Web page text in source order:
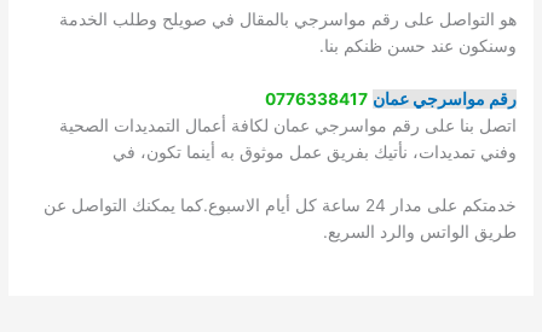
هو التواصل على رقم مواسرجي بالمقال في صويلح وطلب الخدمة
وسنكون عند حسن ظنكم بنا.
رقم مواسرجي عمان 0776338417
اتصل بنا على رقم مواسرجي عمان لكافة أعمال التمديدات الصحية
وفني تمديدات، نأتيك بفريق عمل موثوق به أينما تكون، في
خدمتكم على مدار 24 ساعة كل أيام الاسبوع.كما يمكنك التواصل عن
طريق الواتس والرد السريع.